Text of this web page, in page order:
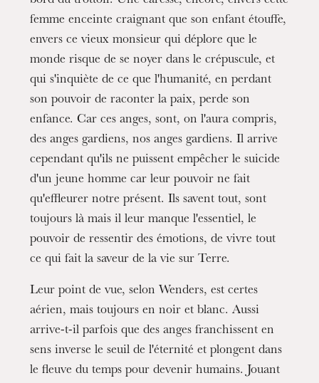
femme enceinte craignant que son enfant étouffe,
envers ce vieux monsieur qui déplore que le
monde risque de se noyer dans le crépuscule, et
qui s'inquiète de ce que l'humanité, en perdant
son pouvoir de raconter la paix, perde son
enfance. Car ces anges, sont, on l'aura compris,
des anges gardiens, nos anges gardiens. Il arrive
cependant qu'ils ne puissent empêcher le suicide
d'un jeune homme car leur pouvoir ne fait
qu'effleurer notre présent. Ils savent tout, sont
toujours là mais il leur manque l'essentiel, le
pouvoir de ressentir des émotions, de vivre tout
ce qui fait la saveur de la vie sur Terre.
Leur point de vue, selon Wenders, est certes
aérien, mais toujours en noir et blanc. Aussi
arrive-t-il parfois que des anges franchissent en
sens inverse le seuil de l'éternité et plongent dans
le fleuve du temps pour devenir humains. Jouant